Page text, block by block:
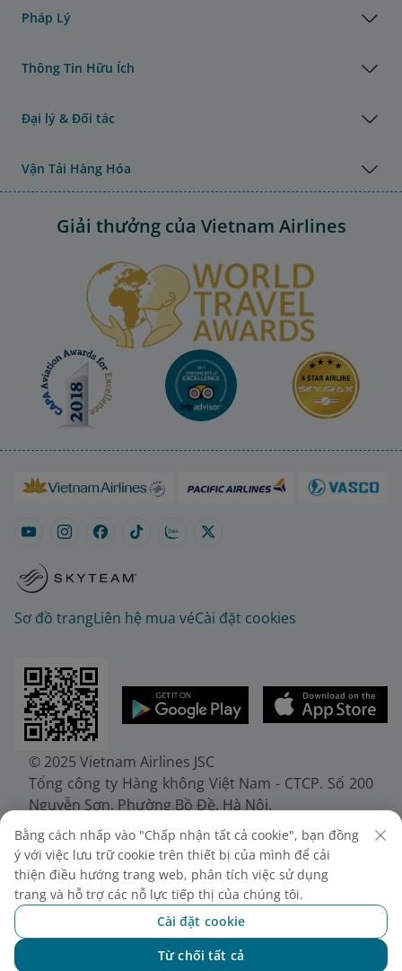
Pháp Lý
Thông Tin Hữu Ích
Đại lý & Đối tác
Vận Tải Hàng Hóa
Giải thưởng của Vietnam Airlines
Sơ đồ trangLiên hệ mua véCài đặt cookies
© 2025 Vietnam Airlines JSC
Tổng công ty Hàng không Việt Nam - CTCP. Số 200
Nguyễn Sơn, Phường Bồ Đề, Hà Nội.
Điện thoại: (+84-24) 38272289. Fax: (+84-24)
38722375
Giấy chứng nhận đăng ký doanh nghiệp, mã số
doanh nghiệp 0100107518, đăng ký lần đầu ngày
30/6/2010, đăng ký thay đổi lần thứ 10 ngày
24/7/2025, cấp bởi Sở Tài chính Thành phố Hà Nội.
Bằng cách nhấp vào "Chấp nhận tất cả cookie", bạn đồng
ý với việc lưu trữ cookie trên thiết bị của mình để cải
thiện điều hướng trang web, phân tích việc sử dụng
trang và hỗ trợ các nỗ lực tiếp thị của chúng tôi.
Cài đặt cookie
Từ chối tất cả